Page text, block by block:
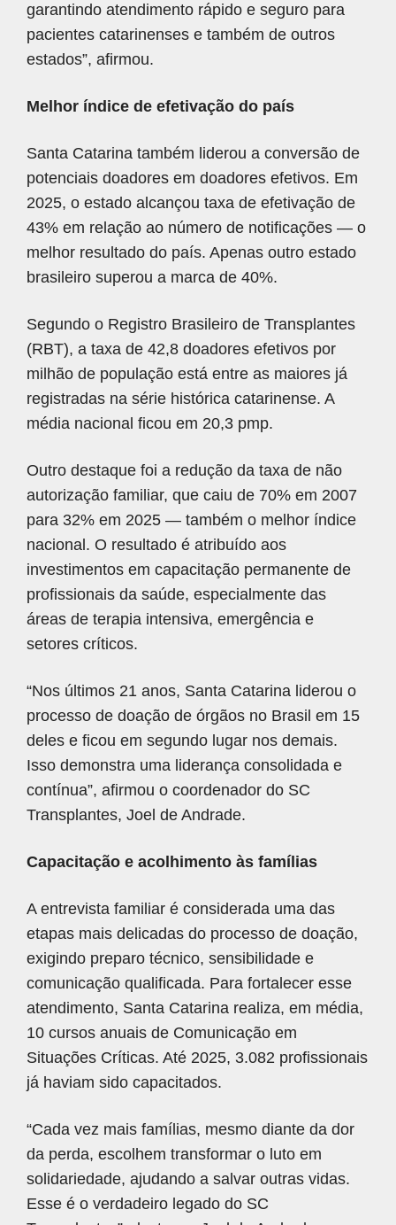
garantindo atendimento rápido e seguro para
pacientes catarinenses e também de outros
estados”, afirmou.
Melhor índice de efetivação do país
Santa Catarina também liderou a conversão de
potenciais doadores em doadores efetivos. Em
2025, o estado alcançou taxa de efetivação de
43% em relação ao número de notificações — o
melhor resultado do país. Apenas outro estado
brasileiro superou a marca de 40%.
Segundo o Registro Brasileiro de Transplantes
(RBT), a taxa de 42,8 doadores efetivos por
milhão de população está entre as maiores já
registradas na série histórica catarinense. A
média nacional ficou em 20,3 pmp.
Outro destaque foi a redução da taxa de não
autorização familiar, que caiu de 70% em 2007
para 32% em 2025 — também o melhor índice
nacional. O resultado é atribuído aos
investimentos em capacitação permanente de
profissionais da saúde, especialmente das
áreas de terapia intensiva, emergência e
setores críticos.
“Nos últimos 21 anos, Santa Catarina liderou o
processo de doação de órgãos no Brasil em 15
deles e ficou em segundo lugar nos demais.
Isso demonstra uma liderança consolidada e
contínua”, afirmou o coordenador do SC
Transplantes, Joel de Andrade.
Capacitação e acolhimento às famílias
A entrevista familiar é considerada uma das
etapas mais delicadas do processo de doação,
exigindo preparo técnico, sensibilidade e
comunicação qualificada. Para fortalecer esse
atendimento, Santa Catarina realiza, em média,
10 cursos anuais de Comunicação em
Situações Críticas. Até 2025, 3.082 profissionais
já haviam sido capacitados.
“Cada vez mais famílias, mesmo diante da dor
da perda, escolhem transformar o luto em
solidariedade, ajudando a salvar outras vidas.
Esse é o verdadeiro legado do SC